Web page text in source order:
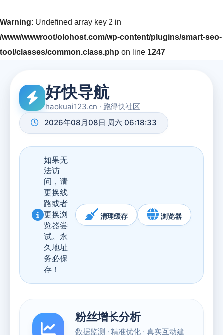
Warning: Undefined array key 2 in
/www/wwwroot/olohost.com/wp-content/plugins/smart-seo-
tool/classes/common.class.php on line 1247